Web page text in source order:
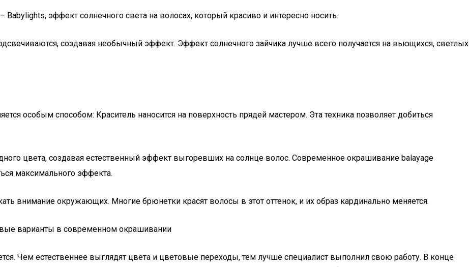
эффект солнечного света на волосах, который красиво и интересно носить.
создавая необычный эффект. Эффект солнечного зайчика лучше всего получается на вьющихся, светлых
особым способом: Краситель наносится на поверхность прядей мастером. Эта техника позволяет добиться
цвета, создавая естественный эффект выгоревших на солнце волос. Современное окрашивание balayage
максимального эффекта.
внимание окружающих. Многие брюнетки красят волосы в этот оттенок, и их образ кардинально меняется.
варианты в современном окрашивании
Чем естественнее выглядят цвета и цветовые переходы, тем лучше специалист выполнил свою работу. В конце